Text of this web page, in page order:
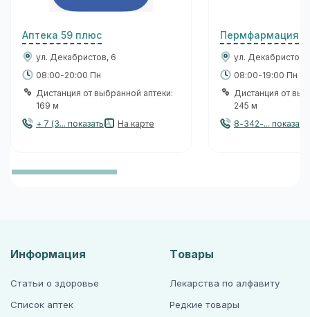
Аптека 59 плюс
ул. Декабристов, 6
08:00-20:00 Пн
Дистанция от выбранной аптеки:
169 м
+ 7 (3... показать
На карте
Пермфармация
ул. Декабристов,
08:00-19:00 Пн
Дистанция от
245 м
8-342-... показать
Информация
Статьи о здоровье
Список аптек
Товары
Лекарства по алфавиту
Редкие товары